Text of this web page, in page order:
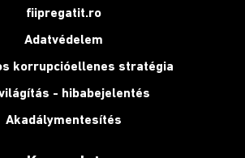
fiipregatit.ro
Adatvédelem
korrupcióellenes stratégia
- hibabejelentés
Akadálymentesítés